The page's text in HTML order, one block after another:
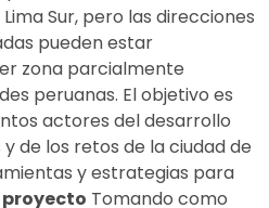
Sur, pero las direcciones
pueden estar
zona parcialmente
peruanas. El objetivo es
actores del desarrollo
de los retos de la ciudad de
y estrategias para
Tomando como